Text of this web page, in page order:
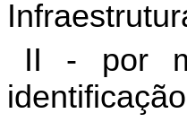
II - por